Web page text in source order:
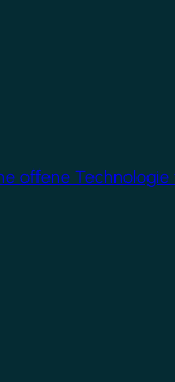
offene